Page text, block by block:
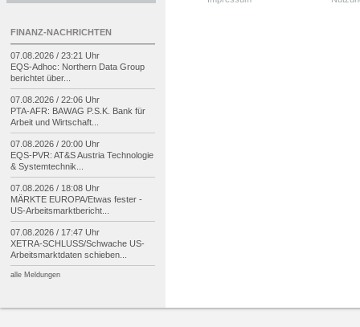
FINANZ-NACHRICHTEN
07.08.2026 / 23:21 Uhr
EQS-Adhoc: Northern Data Group
berichtet über...
07.08.2026 / 22:06 Uhr
PTA-AFR: BAWAG P.S.K. Bank für
Arbeit und Wirtschaft...
07.08.2026 / 20:00 Uhr
EQS-PVR: AT&S Austria Technologie
& Systemtechnik...
07.08.2026 / 18:08 Uhr
MÄRKTE EUROPA/Etwas fester -
US-Arbeitsmarktbericht...
07.08.2026 / 17:47 Uhr
XETRA-SCHLUSS/Schwache US-
Arbeitsmarktdaten schieben...
alle Meldungen